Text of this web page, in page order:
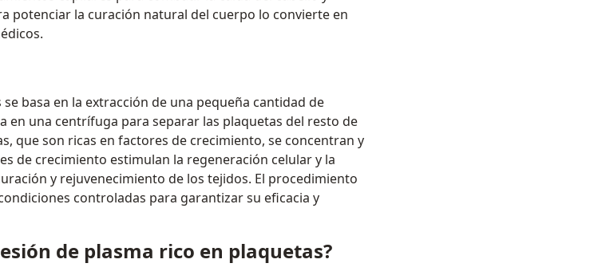
potenciar la curación natural del cuerpo lo convierte en
basa en la extracción de una pequeña cantidad de
en una centrífuga para separar las plaquetas del resto de
que son ricas en factores de crecimiento, se concentran y
de crecimiento estimulan la regeneración celular y la
y rejuvenecimiento de los tejidos. El procedimiento
controladas para garantizar su eficacia y
de plasma rico en plaquetas?